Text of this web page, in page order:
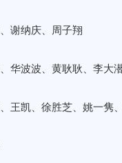
谢纳庆、周子翔
华波波、黄耿耿、李大
王凯、徐胜芝、姚一隽